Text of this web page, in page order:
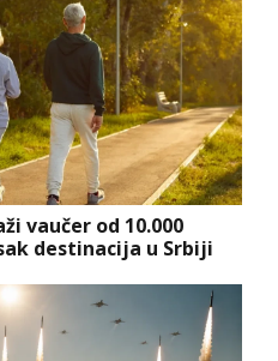
vaučer od 10.000
destinacija u Srbiji